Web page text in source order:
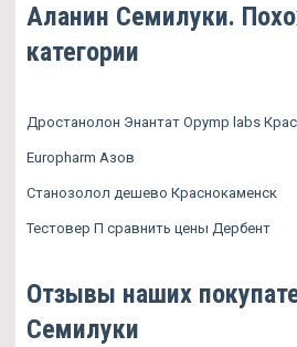
Аланин Семилуки.
категории
Дростанолон Энантат Opymp labs
Europharm Азов
Станозолол дешево Краснокаменск
Тестовер П сравнить цены Дербент
Отзывы наших
Семилуки